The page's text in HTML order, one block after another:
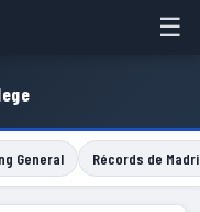
☰
General Récords de